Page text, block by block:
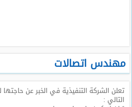
تصفح
الوظائف
وظائف
اليوم
مهندس اتصالات
تعلن الشركة التنفيذية في الخبر عن
التالي :